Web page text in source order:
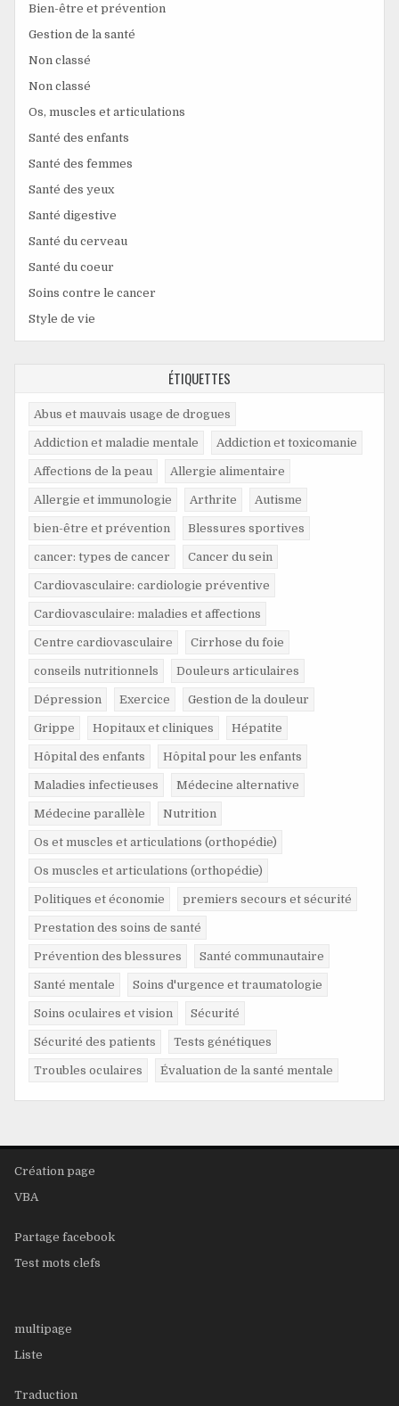
Bien-être et prévention
Gestion de la santé
Non classé
Non classé
Os, muscles et articulations
Santé des enfants
Santé des femmes
Santé des yeux
Santé digestive
Santé du cerveau
Santé du coeur
Soins contre le cancer
Style de vie
ÉTIQUETTES
Abus et mauvais usage de drogues
Addiction et maladie mentale Addiction et toxicomanie
Affections de la peau Allergie alimentaire
Allergie et immunologie Arthrite Autisme
bien-être et prévention Blessures sportives
cancer: types de cancer Cancer du sein
Cardiovasculaire: cardiologie préventive
Cardiovasculaire: maladies et affections
Centre cardiovasculaire Cirrhose du foie
conseils nutritionnels Douleurs articulaires
Dépression Exercice Gestion de la douleur
Grippe Hopitaux et cliniques Hépatite
Hôpital des enfants Hôpital pour les enfants
Maladies infectieuses Médecine alternative
Médecine parallèle Nutrition
Os et muscles et articulations (orthopédie)
Os muscles et articulations (orthopédie)
Politiques et économie premiers secours et sécurité
Prestation des soins de santé
Prévention des blessures Santé communautaire
Santé mentale Soins d'urgence et traumatologie
Soins oculaires et vision Sécurité
Sécurité des patients Tests génétiques
Troubles oculaires Évaluation de la santé mentale
Création page
VBA
Partage facebook
Test mots clefs
multipage
Liste
Traduction